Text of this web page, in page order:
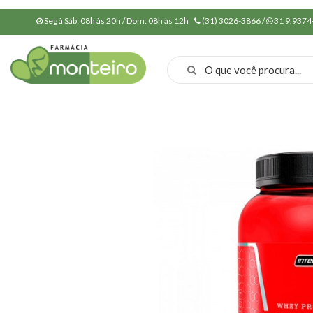
Seg à Sáb: 08h às 20h / Dom: 08h às 12h (31) 3026-3866 / 31